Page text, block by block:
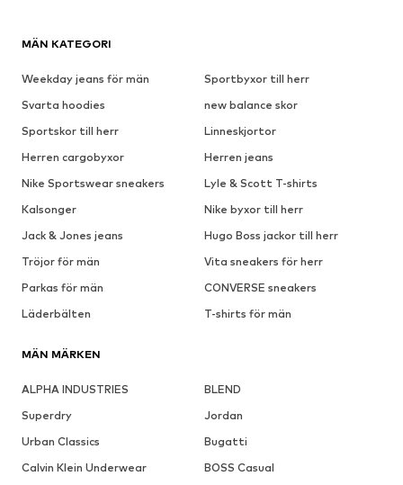
MÄN KATEGORI
Weekday jeans för män
Sportbyxor till herr
Svarta hoodies
new balance skor
Sportskor till herr
Linneskjortor
Herren cargobyxor
Herren jeans
Nike Sportswear sneakers
Lyle & Scott T-shirts
Kalsonger
Nike byxor till herr
Jack & Jones jeans
Hugo Boss jackor till herr
Tröjor för män
Vita sneakers för herr
Parkas för män
CONVERSE sneakers
Läderbälten
T-shirts för män
MÄN MÄRKEN
ALPHA INDUSTRIES
BLEND
Superdry
Jordan
Urban Classics
Bugatti
Calvin Klein Underwear
BOSS Casual